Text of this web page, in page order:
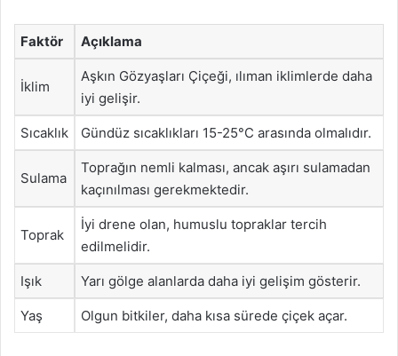
Faktör Açıklama
İklim
Aşkın Gözyaşları Çiçeği, ılıman iklimlerde daha
iyi gelişir.
Sıcaklık Gündüz sıcaklıkları 15-25°C arasında olmalıdır.
Sulama
Toprağın nemli kalması, ancak aşırı sulamadan
kaçınılması gerekmektedir.
Toprak
İyi drene olan, humuslu topraklar tercih
edilmelidir.
Işık Yarı gölge alanlarda daha iyi gelişim gösterir.
Yaş Olgun bitkiler, daha kısa sürede çiçek açar.